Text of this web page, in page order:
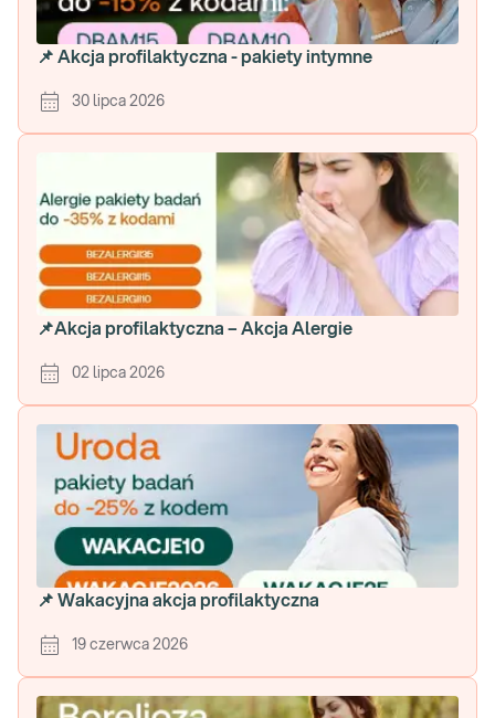
📌 Akcja profilaktyczna - pakiety intymne
30 lipca 2026
📌Akcja profilaktyczna – Akcja Alergie
02 lipca 2026
📌 Wakacyjna akcja profilaktyczna
19 czerwca 2026